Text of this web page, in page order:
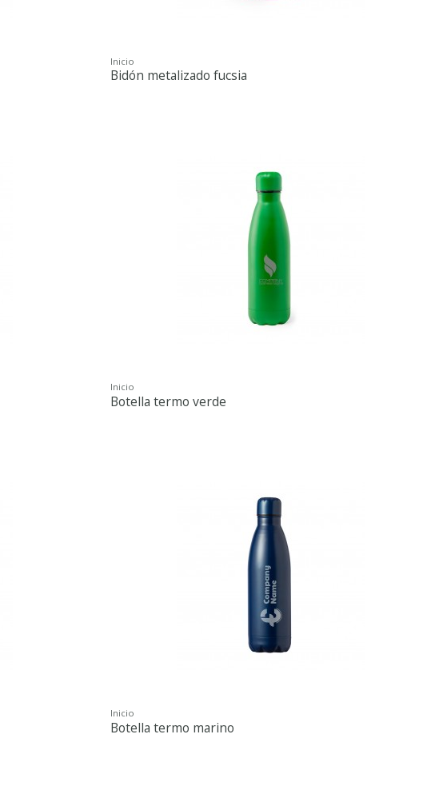
Inicio
Bidón metalizado fucsia
Inicio
Botella termo verde
Inicio
Botella termo marino